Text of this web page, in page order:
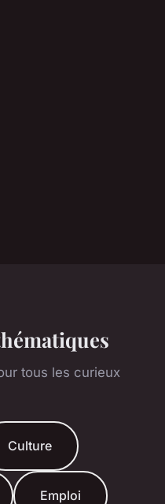
tous les curieux
Culture
Emploi